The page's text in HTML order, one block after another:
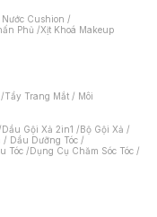
Nước Cushion /
Phủ /Xịt Khoá Makeup
/Tẩy Trang Mắt / Môi
/Dầu Gội Xả 2in1 /Bộ Gội Xả /
/ Dầu Dưỡng Tóc /
Tóc /Dụng Cụ Chăm Sóc Tóc /